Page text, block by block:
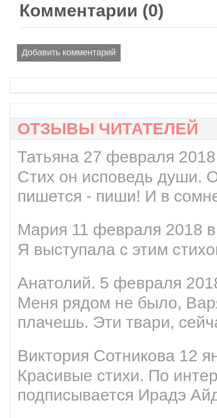
Комментарии (0)
Добавить комментарий
ОТЗЫВЫ ЧИТАТЕЛЕЙ
Татьяна 27 февраля
Стих он исповедь души.
пишется - пиши! И в
Мария 11 февраля 2018
Я выступала с этим
Анатолий. 5 февраля
Меня рядом не было,
плачешь. Эти твари,
Виктория Сотникова 12
Красивые стихи. По
подписывается Ирадэ